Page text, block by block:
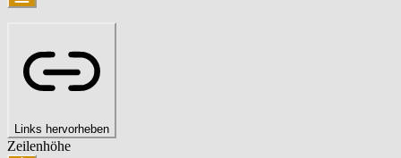
Links hervorheben
Zeilenhöhe